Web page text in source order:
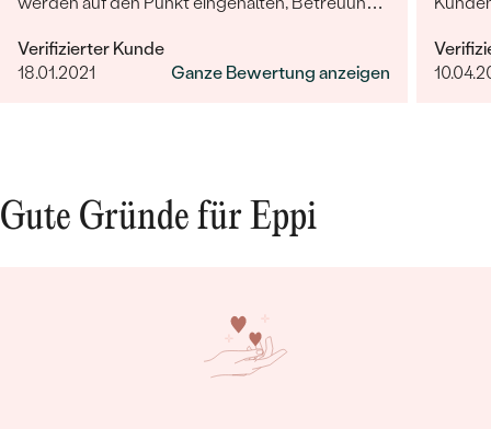
Bestseller
Verifizierter Kunde
18.01.2021
Ganze Bewertung anzeigen
sehr
Gute Gründe für Eppi